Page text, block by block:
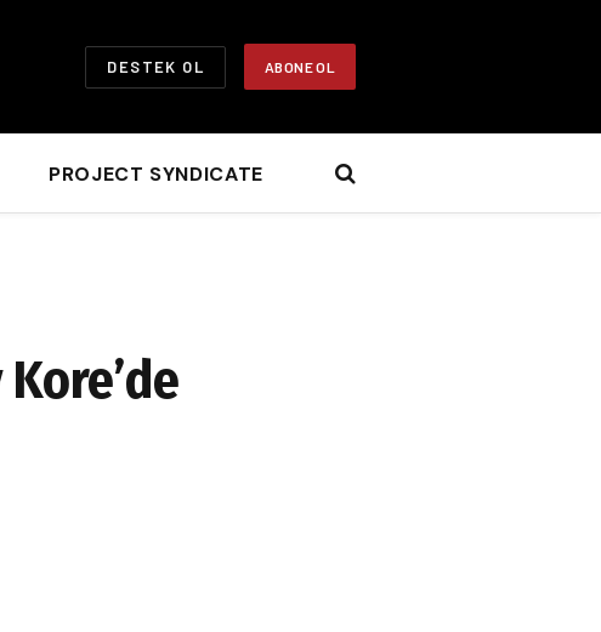
DESTEK OL ABONE OL
PROJECT SYNDICATE